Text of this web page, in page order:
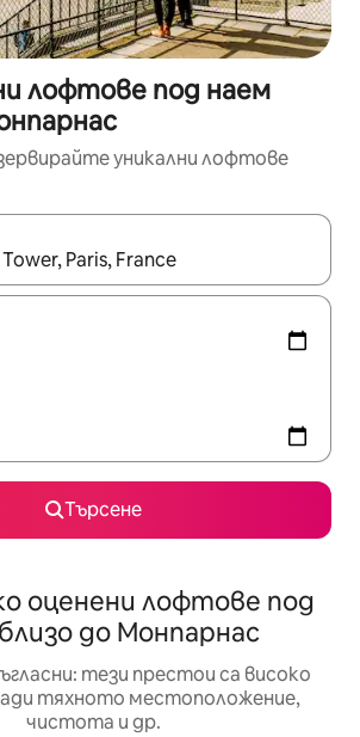
лофтове под наем
уникални лофтове
се покажат, използвайте
Търсене
оценени лофтове под
до Монпарнас
тези престои са високо
тяхното местоположение,
чистота и др.